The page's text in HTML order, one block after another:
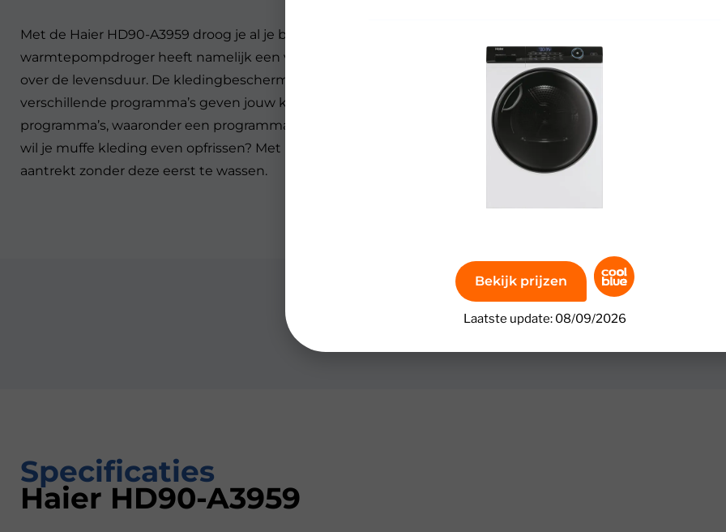
Met de Haier HD90-A3959 droog je al je beddengoed of grote ladingen kleding in één keer. De energiezuinig
warmtepompdroger heeft namelijk een vulgewicht van 9 kilogram. Dankzij energieklasse A+++ bespaar je tot
over de levensduur. De kledingbeschermende trommel gaat extra voorzichtig om met jouw wasgoed. Ook de
verschillende programma’s geven jouw kleding de juiste behandeling. Zo heeft de warmtepompdroger 14
programma’s, waaronder een programma voor sportkleding, handdoeken en beddengoed. Ga je een
wil je muffe kleding even opfrissen? Met i-Refresh fris je gedragen jurken en shirts op met stoom, zodat je ze
aantrekt zonder deze eerst te wassen.
Specificaties
Haier HD90-A3959
Bekijk prijzen
Laatste update: 08/09/2026